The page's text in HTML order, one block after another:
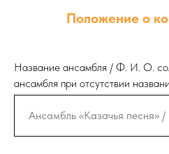
Положение о
Название ансамбля / Ф. И. О.
ансамбля при отсутствии